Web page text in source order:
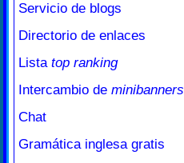
Servicio de blogs
Directorio de enlaces
Lista top ranking
Intercambio de minibanners
Chat
Gramática inglesa gratis